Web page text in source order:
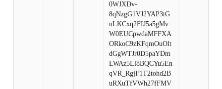
0WJXDv-
8qNzgG1VJ2YAP3tG
nLKCxq2FIJ5a5gMv
W0EUCpwdaMFFXA
ORkoC9zKFqmOuOlt
dGgWTJr0D5paYDm
LWAz5Ll8BQCYu5En
qVR_RgjF1T2tohd2B
uRXuTfVWh27fFMV